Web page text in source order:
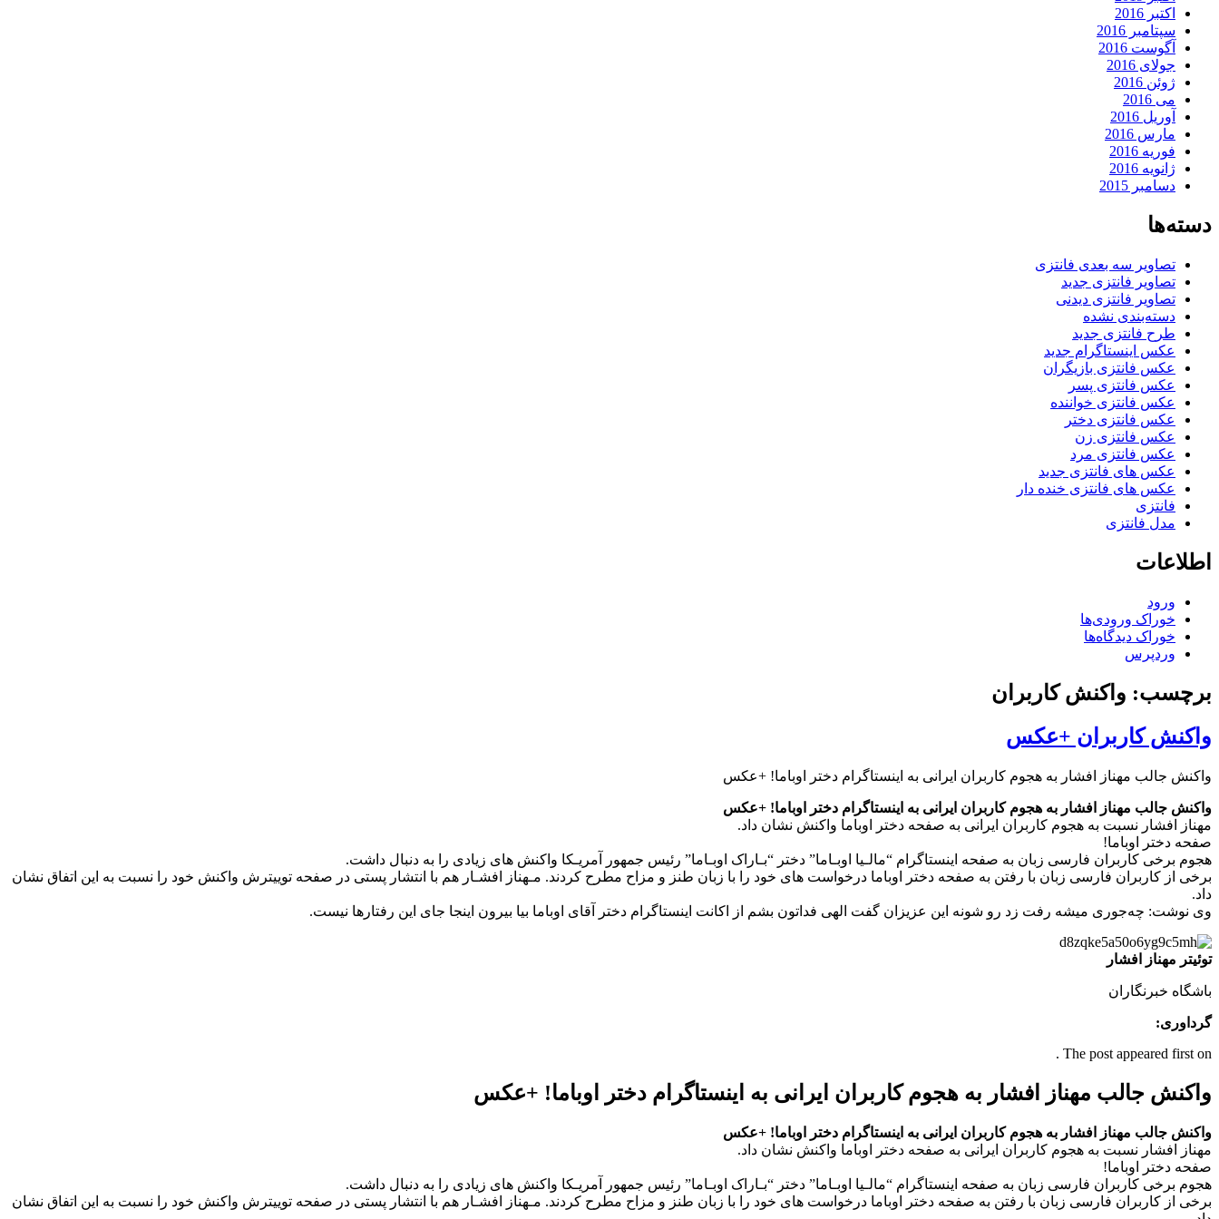
اکتبر 2016
سپتامبر 2016
آگوست 2016
جولای 2016
ژوئن 2016
می 2016
آوریل 2016
مارس 2016
فوریه 2016
ژانویه 2016
دسامبر 2015
دسته‌ها
تصاویر سه بعدی فانتزی
تصاویر فانتزی جدید
تصاویر فانتزی دیدنی
دسته‌بندی نشده
طرح فانتزی جدید
عکس اینستاگرام جدید
عکس فانتزی بازیگران
عکس فانتزی پسر
عکس فانتزی خواننده
عکس فانتزی دختر
عکس فانتزی زن
عکس فانتزی مرد
عکس های فانتزی جدید
عکس های فانتزی خنده دار
فانتزی
مدل فانتزی
اطلاعات
ورود
خوراک ورودی‌ها
خوراک دیدگاه‌ها
وردپرس
برچسب: واکنش کاربران
واکنش کاربران +عکس
واکنش جالب مهناز افشار به هجوم کاربران ایرانی به اینستاگرام دختر اوباما! +عکس
واکنش جالب مهناز افشار به هجوم کاربران ایرانی به اینستاگرام دختر اوباما! +عکس
مهناز افشار نسبت به هجوم کاربران ایرانی به صفحه دختر اوباما واکنش نشان داد.
صفحه دختر اوباما!
هجوم برخی کاربران فارسی زبان به صفحه اینستاگرام “مالـیا اوبـاما” دختر “بـاراک اوبـاما” رئیس جمهور آمریـکا واکنش های زیادی را به دنبال داشت.
برخی از کاربران فارسی زبان‌ با رفتن به صفحه دختر اوباما درخواست های خود را با زبان طنز و مزاح مطرح کردند. مـهناز افشـار هم با انتشار پستی در صفحه توییترش واکنش خود را نسبت به این اتفاق نشان
داد.
وی نوشت: چه‌جوری میشه رفت زد رو شونه این عزیزان گفت الهی فداتون بشم از اکانت اینستاگرام دختر آقای اوباما بیا بیرون اینجا جای اين رفتارها نیست.
توئیتر مهناز افشار
باشگاه خبرنگاران
گرداوری:
The post appeared first on .
واکنش جالب مهناز افشار به هجوم کاربران ایرانی به اینستاگرام دختر اوباما! +عکس
واکنش جالب مهناز افشار به هجوم کاربران ایرانی به اینستاگرام دختر اوباما! +عکس
مهناز افشار نسبت به هجوم کاربران ایرانی به صفحه دختر اوباما واکنش نشان داد.
صفحه دختر اوباما!
هجوم برخی کاربران فارسی زبان به صفحه اینستاگرام “مالـیا اوبـاما” دختر “بـاراک اوبـاما” رئیس جمهور آمریـکا واکنش های زیادی را به دنبال داشت.
برخی از کاربران فارسی زبان‌ با رفتن به صفحه دختر اوباما درخواست های خود را با زبان طنز و مزاح مطرح کردند. مـهناز افشـار هم با انتشار پستی در صفحه توییترش واکنش خود را نسبت به این اتفاق نشان